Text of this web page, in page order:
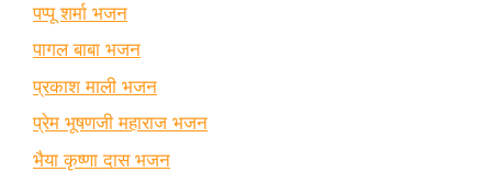
पप्पू शर्मा भजन
पागल बाबा भजन
प्रकाश माली भजन
प्रेम भूषणजी महाराज भजन
भैया कृष्णा दास भजन